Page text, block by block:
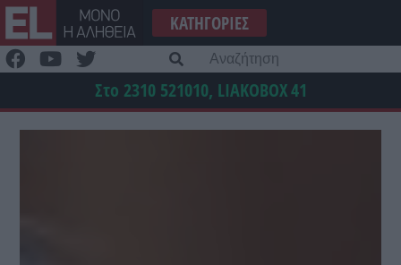
Μετάβαση
στο
περιεχόμενο
ΚΑΤΗΓΟΡΊΕΣ
Στο 2310 521010, LIAKOBOX41